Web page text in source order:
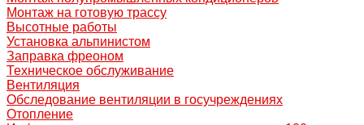
Монтаж на готовую трассу
Высотные работы
Установка альпинистом
Заправка фреоном
Техническое обслуживание
Вентиляция
Обследование вентиляции в госучреждениях
Отопление